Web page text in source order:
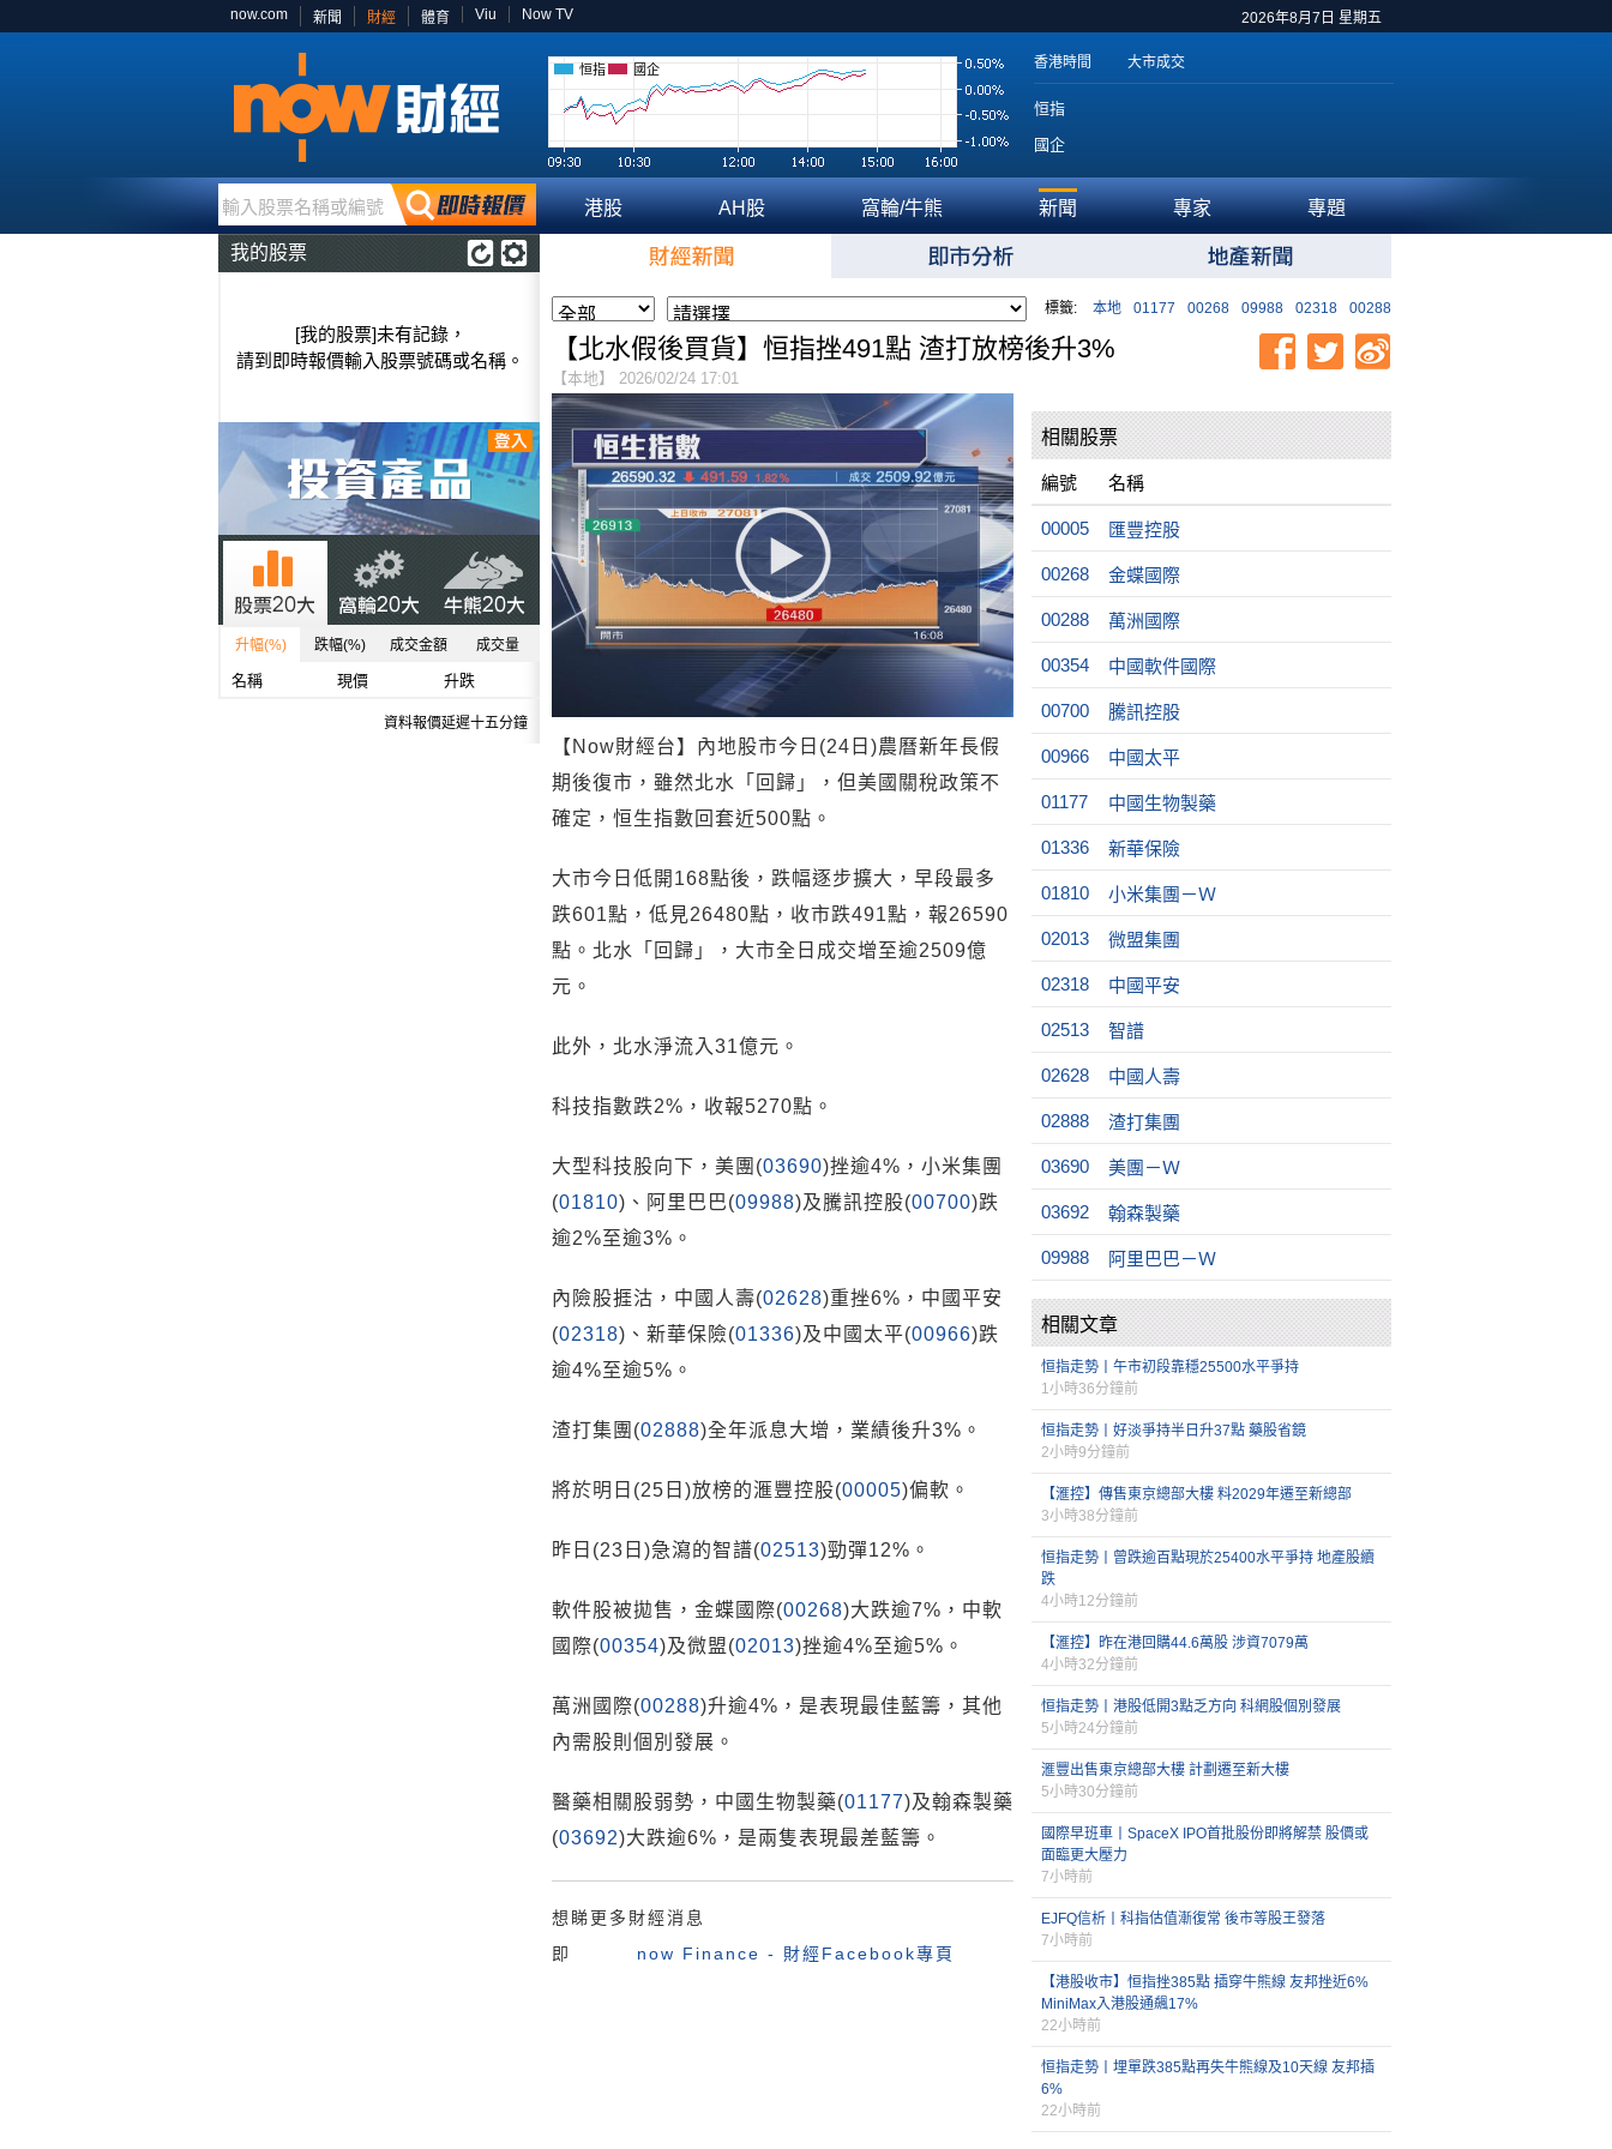
2026年8月7日 星期五
now.com 新聞 財經 體育 Viu Now TV
恒指 國企 香港時間 大市成交
恒指
國企
輸入股票名稱或編號 港股 AH股 窩輪/牛熊 新聞 專家 專題
我的股票
[我的股票]未有記錄，
請到即時報價輸入股票號碼或名稱。
升幅(%) 跌幅(%) 成交金額 成交量
名稱 現價 升跌
資料報價延遲十五分鐘
標籤: 本地 01177 00268 09988 02318 00288
【北水假後買貨】恒指挫491點 渣打放榜後升3%
【本地】 2026/02/24 17:01
【Now財經台】內地股市今日(24日)農曆新年長假
期後復市，雖然北水「回歸」，但美國關稅政策不
確定，恒生指數回套近500點。
大市今日低開168點後，跌幅逐步擴大，早段最多
跌601點，低見26480點，收市跌491點，報26590
點。北水「回歸」，大市全日成交增至逾2509億
元。
此外，北水淨流入31億元。
科技指數跌2%，收報5270點。
大型科技股向下，美團(03690)挫逾4%，小米集團
(01810)、阿里巴巴(09988)及騰訊控股(00700)跌
逾2%至逾3%。
內險股捱沽，中國人壽(02628)重挫6%，中國平安
(02318)、新華保險(01336)及中國太平(00966)跌
逾4%至逾5%。
渣打集團(02888)全年派息大增，業績後升3%。
將於明日(25日)放榜的滙豐控股(00005)偏軟。
昨日(23日)急瀉的智譜(02513)勁彈12%。
軟件股被拋售，金蝶國際(00268)大跌逾7%，中軟
國際(00354)及微盟(02013)挫逾4%至逾5%。
萬洲國際(00288)升逾4%，是表現最佳藍籌，其他
內需股則個別發展。
醫藥相關股弱勢，中國生物製藥(01177)及翰森製藥
(03692)大跌逾6%，是兩隻表現最差藍籌。
想睇更多財經消息
即
now Finance - 財經Facebook專頁
相關股票
編號 名稱
00005 匯豐控股
00268 金蝶國際
00288 萬洲國際
00354 中國軟件國際
00700 騰訊控股
00966 中國太平
01177 中國生物製藥
01336 新華保險
01810 小米集團－Ｗ
02013 微盟集團
02318 中國平安
02513 智譜
02628 中國人壽
02888 渣打集團
03690 美團－Ｗ
03692 翰森製藥
09988 阿里巴巴－Ｗ
相關文章
恒指走勢丨午市初段靠穩25500水平爭持
1小時36分鐘前
恒指走勢丨好淡爭持半日升37點 藥股省鏡
2小時9分鐘前
【滙控】傳售東京總部大樓 料2029年遷至新總部
3小時38分鐘前
恒指走勢丨曾跌逾百點現於25400水平爭持 地產股續
跌
4小時12分鐘前
【滙控】昨在港回購44.6萬股 涉資7079萬
4小時32分鐘前
恒指走勢丨港股低開3點乏方向 科網股個別發展
5小時24分鐘前
滙豐出售東京總部大樓 計劃遷至新大樓
5小時30分鐘前
國際早班車丨SpaceX IPO首批股份即將解禁 股價或
面臨更大壓力
7小時前
EJFQ信析丨科指估值漸復常 後市等股王發落
7小時前
【港股收市】恒指挫385點 插穿牛熊線 友邦挫近6%
MiniMax入港股通飆17%
22小時前
恒指走勢丨埋單跌385點再失牛熊線及10天線 友邦插
6%
22小時前